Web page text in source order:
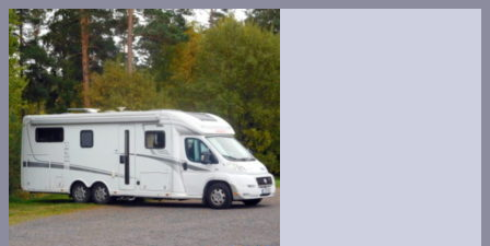
Hoppa
till
innehåll